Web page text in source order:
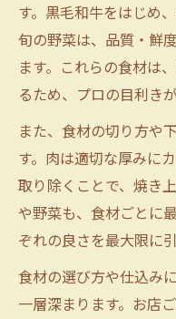
す。黒毛和牛をはじめ
旬の野菜は、品質・鮮
ます。これらの食材は
るため、プロの目利き
また、食材の切り方や
す。肉は適切な厚みに
取り除くことで、焼き
や野菜も、食材ごとに
ぞれの良さを最大限に
食材の選び方や仕込み
一層深まります。お店